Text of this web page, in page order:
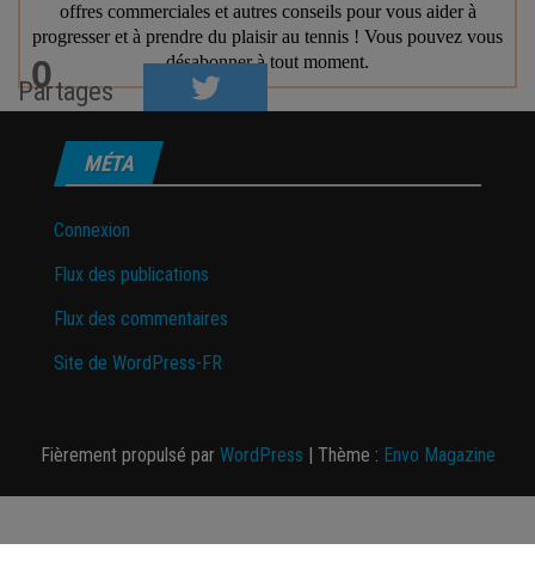
0
Partages
MÉTA
Connexion
Flux des publications
Flux des commentaires
Site de WordPress-FR
Fièrement propulsé par WordPress | Thème : Envo Magazine